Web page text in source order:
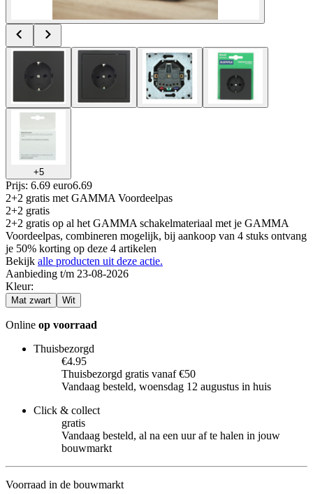
+5
Prijs: 6.69 euro6.69
2+2 gratis met GAMMA Voordeelpas
2+2 gratis
2+2 gratis op al het GAMMA schakelmateriaal met je GAMMA
Voordeelpas, combineren mogelijk, bij aankoop van 4 stuks ontvang
je 50% korting op deze 4 artikelen
Bekijk alle producten uit deze actie.
Aanbieding t/m 23-08-2026
Kleur:
Mat zwart Wit
Online op voorraad
Thuisbezorgd
€4.95
Thuisbezorgd gratis vanaf €50
Vandaag besteld, woensdag 12 augustus in huis
Click & collect
gratis
Vandaag besteld, al na een uur af te halen in jouw
bouwmarkt
Voorraad in de bouwmarkt